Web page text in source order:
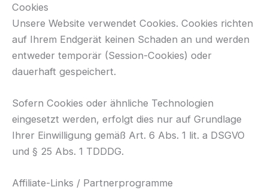
Cookies
Unsere Website verwendet Cookies. Cookies richten
auf Ihrem Endgerät keinen Schaden an und werden
entweder temporär (Session-Cookies) oder
dauerhaft gespeichert.
Sofern Cookies oder ähnliche Technologien
eingesetzt werden, erfolgt dies nur auf Grundlage
Ihrer Einwilligung gemäß Art. 6 Abs. 1 lit. a DSGVO
und § 25 Abs. 1 TDDDG.
Affiliate-Links / Partnerprogramme